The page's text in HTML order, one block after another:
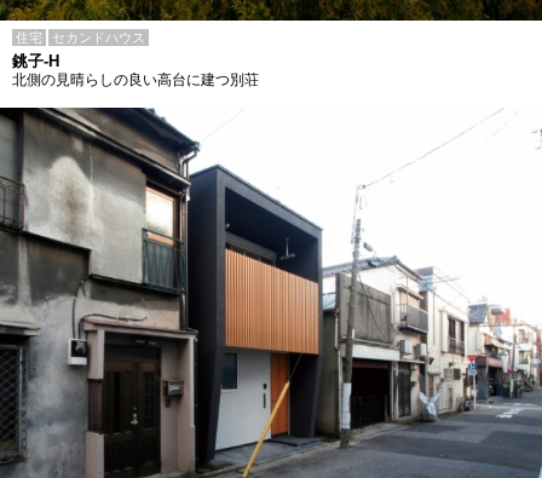
住宅 セカンドハウス
銚子-H
北側の見晴らしの良い高台に建つ別荘